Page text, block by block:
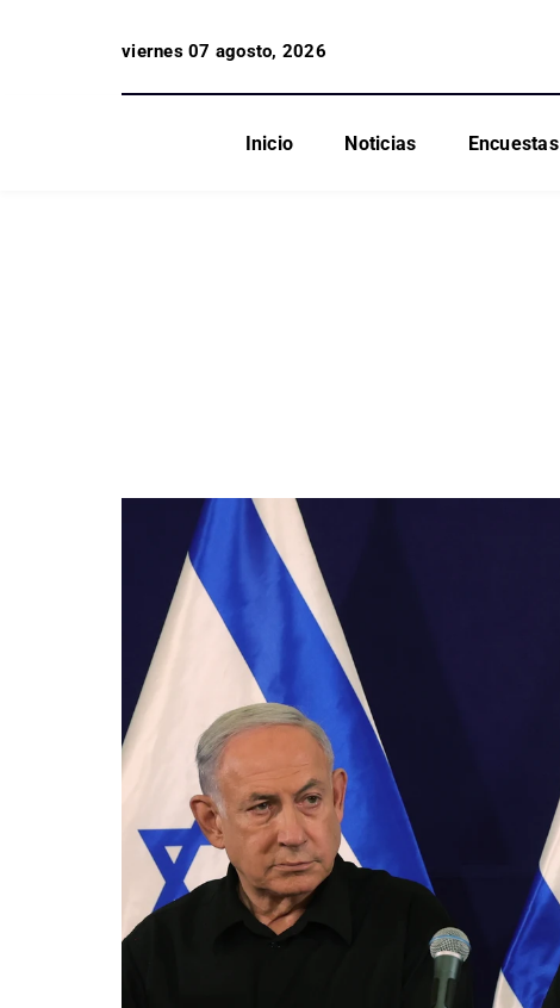
viernes 07 agosto, 2026
Inicio Noticias Encuestas